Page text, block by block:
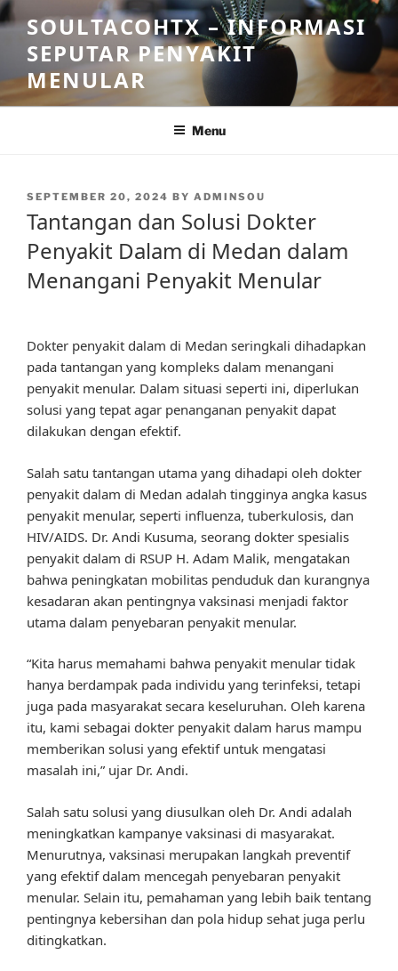
Skip
to
content
SOULTACOHTX – INFORMASI
SEPUTAR PENYAKIT
MENULAR
Menu
POSTED
SEPTEMBER 20, 2024 BY ADMINSOU
Tantangan dan Solusi Dokter
Penyakit Dalam di Medan dalam
Menangani Penyakit Menular
Dokter penyakit dalam di Medan seringkali dihadapkan
pada tantangan yang kompleks dalam menangani
penyakit menular. Dalam situasi seperti ini, diperlukan
solusi yang tepat agar penanganan penyakit dapat
dilakukan dengan efektif.
Salah satu tantangan utama yang dihadapi oleh dokter
penyakit dalam di Medan adalah tingginya angka kasus
penyakit menular, seperti influenza, tuberkulosis, dan
HIV/AIDS. Dr. Andi Kusuma, seorang dokter spesialis
penyakit dalam di RSUP H. Adam Malik, mengatakan
bahwa peningkatan mobilitas penduduk dan kurangnya
kesadaran akan pentingnya vaksinasi menjadi faktor
utama dalam penyebaran penyakit menular.
“Kita harus memahami bahwa penyakit menular tidak
hanya berdampak pada individu yang terinfeksi, tetapi
juga pada masyarakat secara keseluruhan. Oleh karena
itu, kami sebagai dokter penyakit dalam harus mampu
memberikan solusi yang efektif untuk mengatasi
masalah ini,” ujar Dr. Andi.
Salah satu solusi yang diusulkan oleh Dr. Andi adalah
meningkatkan kampanye vaksinasi di masyarakat.
Menurutnya, vaksinasi merupakan langkah preventif
yang efektif dalam mencegah penyebaran penyakit
menular. Selain itu, pemahaman yang lebih baik tentang
pentingnya kebersihan dan pola hidup sehat juga perlu
ditingkatkan.